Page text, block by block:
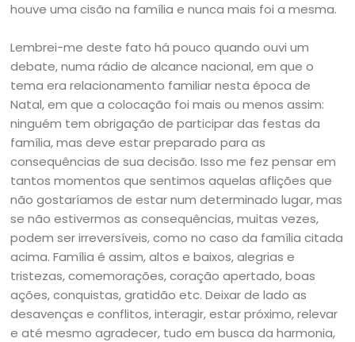
houve uma cisão na família e nunca mais foi a mesma.
Lembrei-me deste fato há pouco quando ouvi um
debate, numa rádio de alcance nacional, em que o
tema era relacionamento familiar nesta época de
Natal, em que a colocação foi mais ou menos assim:
ninguém tem obrigação de participar das festas da
família, mas deve estar preparado para as
consequências de sua decisão. Isso me fez pensar em
tantos momentos que sentimos aquelas aflições que
não gostaríamos de estar num determinado lugar, mas
se não estivermos as consequências, muitas vezes,
podem ser irreversíveis, como no caso da família citada
acima. Família é assim, altos e baixos, alegrias e
tristezas, comemorações, coração apertado, boas
ações, conquistas, gratidão etc. Deixar de lado as
desavenças e conflitos, interagir, estar próximo, relevar
e até mesmo agradecer, tudo em busca da harmonia,